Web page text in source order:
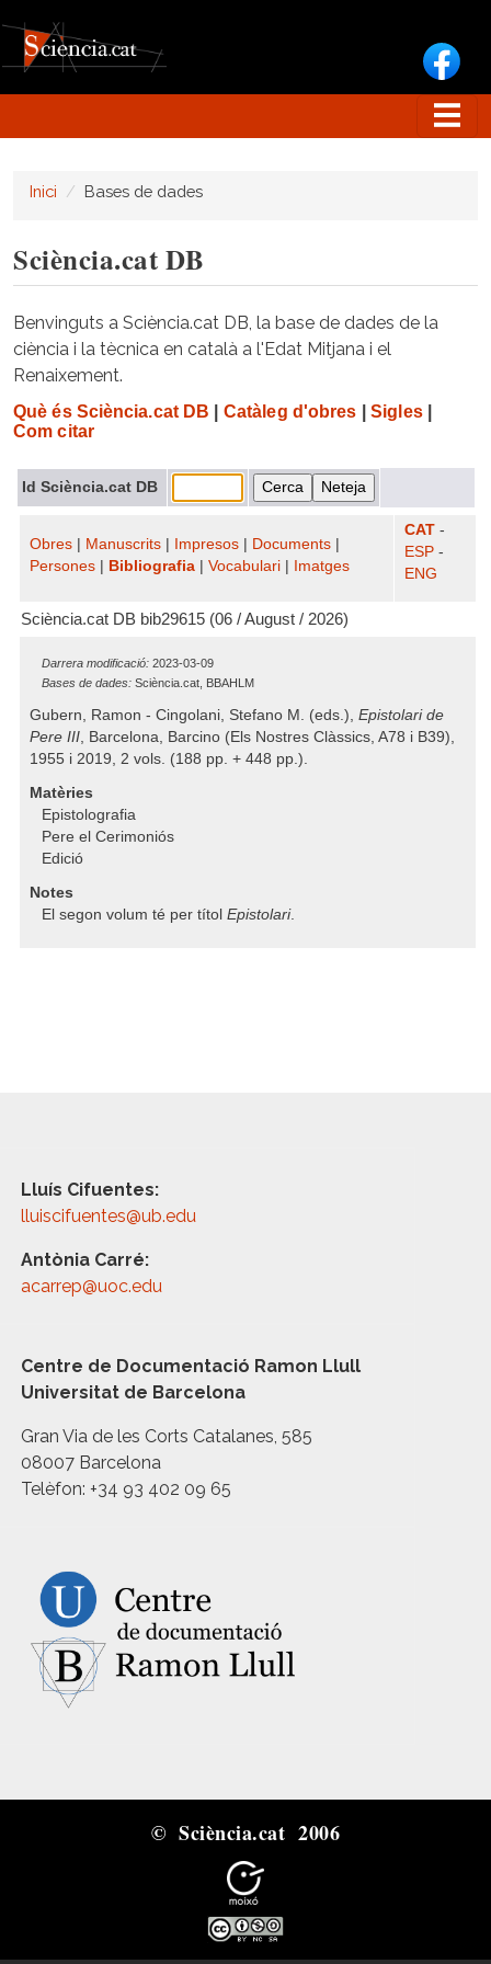
Inici Bases de dades
Sciència.cat DB
Benvinguts a Sciència.cat DB, la base de dades de la
ciència i la tècnica en català a l'Edat Mitjana i el
Renaixement.
Què és Sciència.cat DB Catàleg d'obres Sigles|
Com citar
Id Sciència.cat DB
Obres Manuscrits Impresos Documents
Persones
Bibliografia Vocabulari Imatges
CAT -
ESP -
ENG
Sciència.cat DB bib29615 (06 / August / 2026)
Darrera modificació: 2023-03-09
Bases de dades: Sciència.cat, BBAHLM
Gubern, Ramon - Cingolani, Stefano M. (eds.), Epistolari de
Pere III, Barcelona, Barcino (Els Nostres Clàssics, A78 i B39),
1955 i 2019, 2 vols. (188 pp. + 448 pp.).
Matèries
Epistolografia
Pere el Cerimoniós
Edició
Notes
El segon volum té per títol Epistolari.
Lluís Cifuentes:
lluiscifuentes@ub.edu
Antònia Carré:
acarrep@uoc.edu
Centre de Documentació Ramon Llull
Universitat de Barcelona
Gran Via de les Corts Catalanes, 585
08007 Barcelona
Telèfon: +34 93 402 09 65
© Sciència.cat 2006